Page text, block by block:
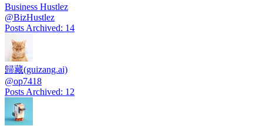
Business Hustlez
@BizHustlez
Posts Archived: 14
歸藏(guizang.ai)
@op7418
Posts Archived: 12